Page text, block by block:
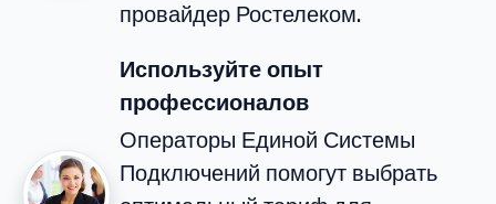
провайдер Ростелеком.
Используйте опыт
профессионалов
Операторы Единой Системы
Подключений помогут выбрать